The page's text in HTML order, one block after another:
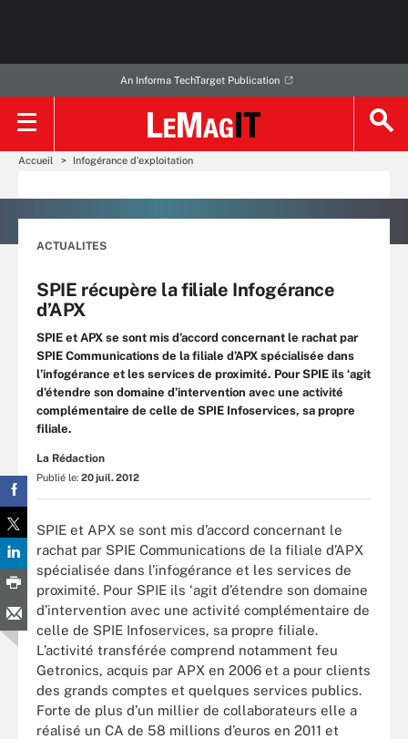
An Informa TechTarget Publication
Accueil Infogérance d’exploitation
ACTUALITES
SPIE récupère la filiale Infogérance
d’APX
SPIE et APX se sont mis d’accord concernant le rachat par
SPIE Communications de la filiale d’APX spécialisée dans
l’infogérance et les services de proximité. Pour SPIE ils ‘agit
d’étendre son domaine d’intervention avec une activité
complémentaire de celle de SPIE Infoservices, sa propre
filiale.
La Rédaction
Publié le: 20 juil. 2012
SPIE et APX se sont mis d’accord concernant le
rachat par SPIE Communications de la filiale d’APX
spécialisée dans l’infogérance et les services de
proximité. Pour SPIE ils ‘agit d’étendre son domaine
d’intervention avec une activité complémentaire de
celle de SPIE Infoservices, sa propre filiale.
L’activité transférée comprend notamment feu
Getronics, acquis par APX en 2006 et a pour clients
des grands comptes et quelques services publics.
Forte de plus d’un millier de collaborateurs elle a
réalisé un CA de 58 millions d’euros en 2011 et